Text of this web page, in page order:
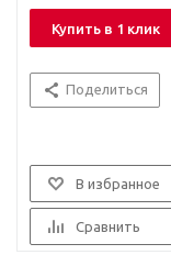
Купить в 1 клик
Поделиться
В избранное
Сравнить